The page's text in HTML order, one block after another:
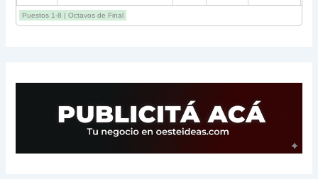
12 Belgrano 2 0 3
13 Sarmiento 3 -1 3
Puestos 1-8 | Octavos de Final